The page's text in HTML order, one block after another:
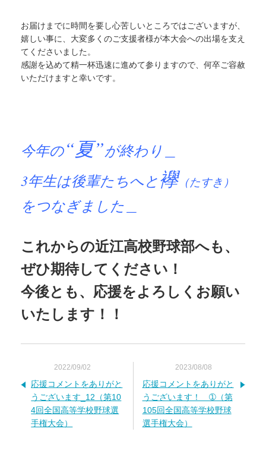
お届けまでに時間を要し心苦しいところではございますが、
嬉しい事に、大変多くのご支援者様が本大会への出場を支え
てくださいました。
感謝を込めて精一杯迅速に進めて参りますので、何卒ご容赦
いただけますと幸いです。
今年の“夏”が終わり＿
3年生は後輩たちへと襷（たすき）
をつなぎました＿
これからの近江高校野球部へも、
ぜひ期待してください！
今後とも、応援をよろしくお願い
いたします！！
2022/09/02
応援コメントをありがと
うございます_12（第10
4回全国高等学校野球選
手権大会）
2023/08/08
応援コメントをありがと
うございます！＿➀（第
105回全国高等学校野球
選手権大会）